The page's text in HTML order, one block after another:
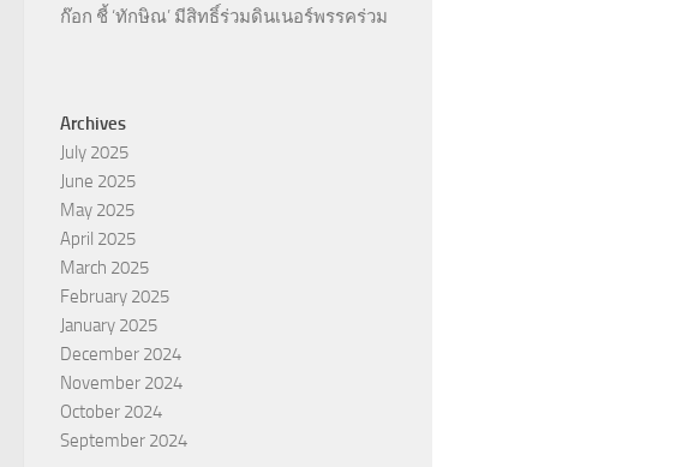
ก๊อก ชี้ ‘ทักษิณ’ มีสิทธิ์ร่วมดินเนอร์พรรคร่วม
Archives
July 2025
June 2025
May 2025
April 2025
March 2025
February 2025
January 2025
December 2024
November 2024
October 2024
September 2024